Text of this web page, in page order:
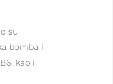
su
bomba i
kao i